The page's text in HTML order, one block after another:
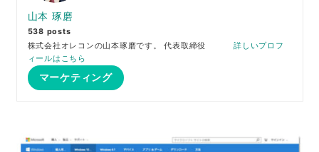
山本 琢磨
538 posts
株式会社オレコンの山本琢磨です。 代表取締役 詳しいプロフ
ィールはこちら
マーケティング